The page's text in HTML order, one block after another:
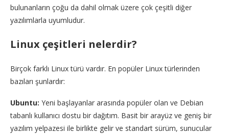
bulunanların çoğu da dahil olmak üzere çok çeşitli diğer
yazılımlarla uyumludur.
Linux çeşitleri nelerdir?
Birçok farklı Linux türü vardır. En popüler Linux türlerinden
bazıları şunlardır:
Ubuntu: Yeni başlayanlar arasında popüler olan ve Debian
tabanlı kullanıcı dostu bir dağıtım. Basit bir arayüz ve geniş bir
yazılım yelpazesi ile birlikte gelir ve standart sürüm, sunucular